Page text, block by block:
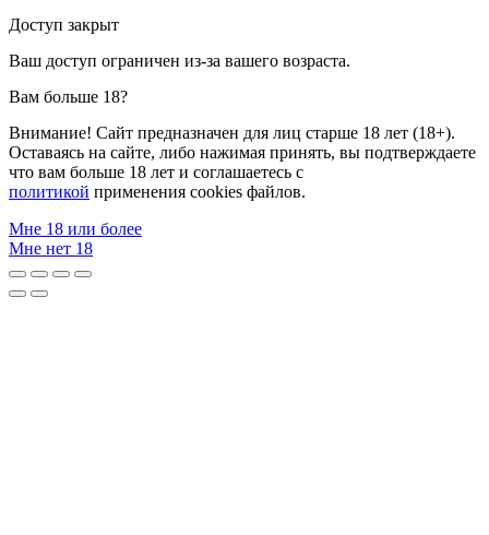
Доступ закрыт
Ваш доступ ограничен из-за вашего возраста.
Вам больше 18?
Внимание! Сайт предназначен для лиц старше 18 лет (18+).
Оставаясь на сайте, либо нажимая принять, вы подтверждаете
что вам больше 18 лет и соглашаетесь с
политикой применения cookies файлов.
Мне 18 или более
Мне нет 18